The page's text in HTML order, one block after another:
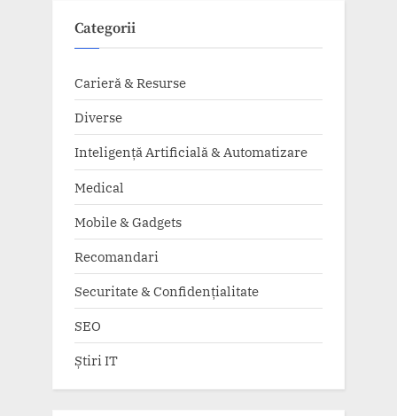
Categorii
Carieră & Resurse
Diverse
Inteligență Artificială & Automatizare
Medical
Mobile & Gadgets
Recomandari
Securitate & Confidențialitate
SEO
Știri IT